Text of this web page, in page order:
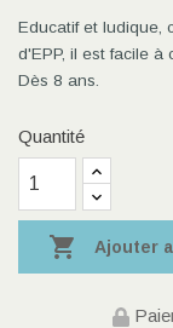
Educatif et ludique,
d'EPP, il est facile à
Dès 8 ans.
Quantité
 Ajouter